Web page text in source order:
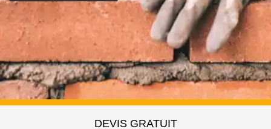
DEVIS GRATUIT